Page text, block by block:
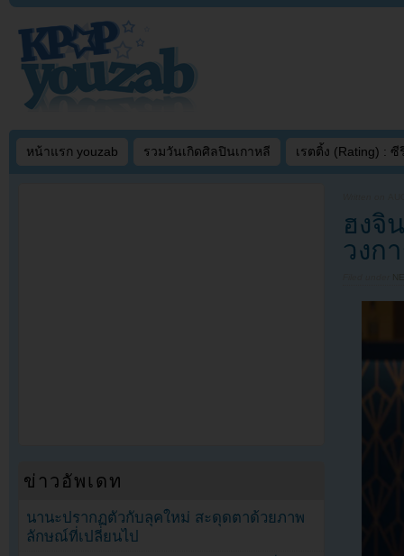
หน้าแรก youzab รวมวันเกิดศิลปินเกาหลี เรตติ้ง (Rating) : ซี
ฮงจิ
วงก
ข่าวอัพเดท
นานะปรากฏตัวกับลุคใหม่ สะดุดตาด้วยภาพ
ลักษณ์ที่เปลี่ยนไป